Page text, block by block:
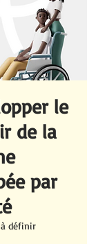
le
de la
par
définir